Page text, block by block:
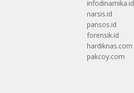
infodinamika.id
narsis.id
pansos.id
forensik.id
hardiknas.com
pakcoy.com